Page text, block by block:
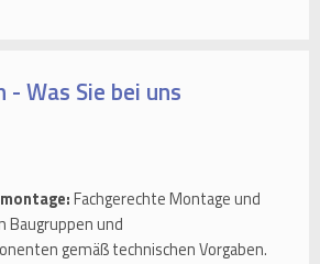
- Was Sie bei uns
Fachgerechte Montage und
Baugruppen und
gemäß technischen Vorgaben.